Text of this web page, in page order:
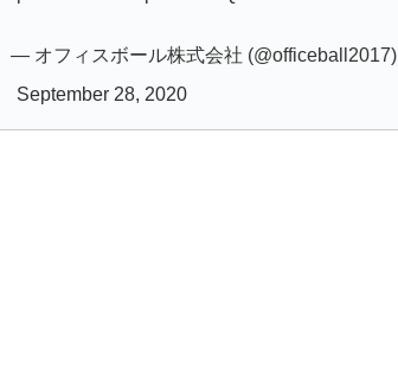
— オフィスボール株式会社 (@officeball2017)
September 28, 2020